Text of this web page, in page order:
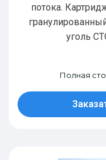
потока.
уголь
Полная